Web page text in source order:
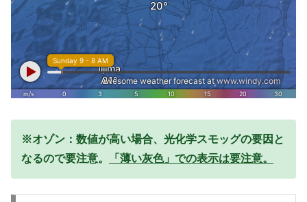
※オゾン：数値が高い場合、光化学スモッグの要因と
なるので要注意。
「薄い灰色」での表示は要注意。